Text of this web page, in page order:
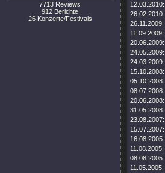
7713 Reviews
912 Berichte
26 Konzerte/Festivals
12.03.2010:
26.02.2010:
26.11.2009:
11.09.2009:
20.06.2009:
24.05.2009:
24.03.2009:
15.10.2008:
05.10.2008:
08.07.2008:
20.06.2008:
31.05.2008:
23.08.2007:
15.07.2007:
16.08.2005:
11.08.2005:
08.08.2005:
11.05.2005: